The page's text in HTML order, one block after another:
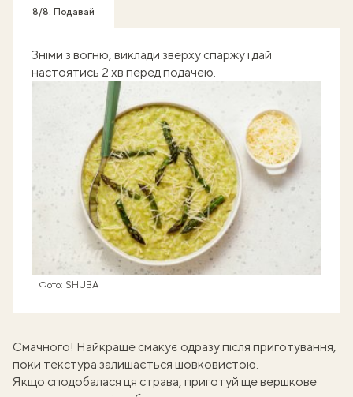
8/8. Подавай
Зніми з вогню, виклади зверху спаржу і дай
настоятись 2 хв перед подачею.
Фото: SHUBA
Смачного! Найкраще смакує одразу після приготування,
поки текстура залишається шовковистою.
Якщо сподобалася ця страва, приготуй щевершкове